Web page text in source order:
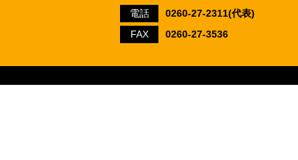
電話
0260-27-2311(代表)
FAX
0260-27-3536